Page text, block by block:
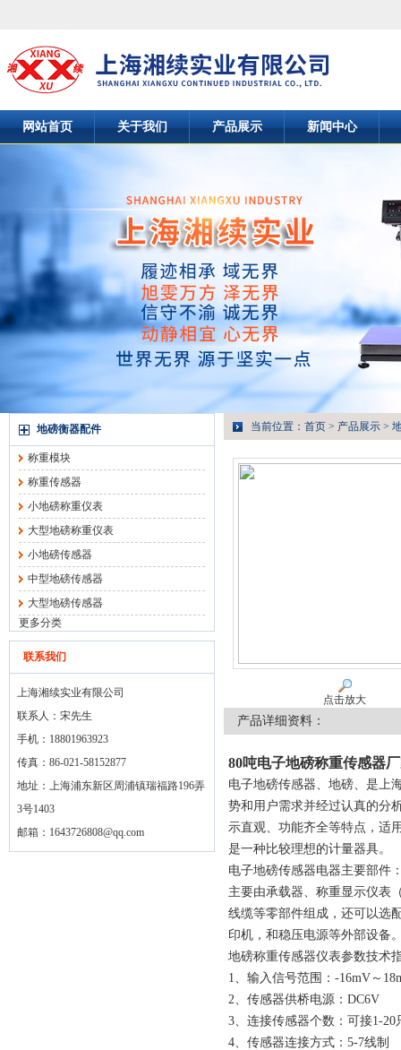
网站首页 关于我们 产品展示 新闻中心
地磅衡器配件
称重模块
称重传感器
小地磅称重仪表
大型地磅称重仪表
小地磅传感器
中型地磅传感器
大型地磅传感器
更多分类
联系我们
上海湘续实业有限公司
联系人：宋先生
手机：18801963923
传真：86-021-58152877
地址：上海浦东新区周浦镇瑞福路196弄
3号1403
邮箱： 1643726808@qq.com
当前位置： 首页 > 产品展示 >
点击放大
产品详细资料：
80吨电子地磅称重传感器
电子地磅传感器、地磅、是上
势和用户需求并经过认真的分
示直观、功能齐全等特点，适
是一种比较理想的计量器具。
电子地磅传感器电器主要部件
主要由承载器、称重显示仪表
线缆等零部件组成，还可以选
印机，和稳压电源等外部设备
地磅称重传感器仪表参数技术
1、输入信号范围：-16mV～
2、传感器供桥电源：DC6V
3、连接传感器个数：可接1-20
4、传感器连接方式：5-7线制